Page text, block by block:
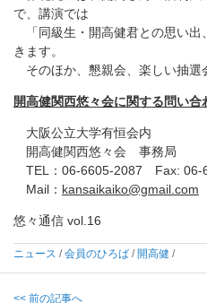
で、講演では
「同級生・開高健君との思い出
きます。
そのほか、懇親会、楽しい抽選
開高健関西悠々会に関する問い合
大阪公立大学有恒会内
開高健関西悠々会 事務局
TEL：06-6605-2087 Fax: 06-
Mail： kansaikaiko@gmail.com
悠々通信 vol.16
ニュース /会員のひろば / 開高健 /
<< 前の記事へ